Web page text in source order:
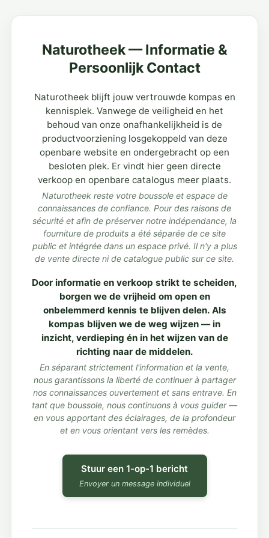
Naturotheek — Informatie &
Persoonlijk Contact
Naturotheek blijft jouw vertrouwde kompas en
kennisplek. Vanwege de veiligheid en het
behoud van onze onafhankelijkheid is de
productvoorziening losgekoppeld van deze
openbare website en ondergebracht op een
besloten plek. Er vindt hier geen directe
verkoop en openbare catalogus meer plaats.
Naturotheek reste votre boussole et espace de
connaissances de confiance. Pour des raisons de
sécurité et afin de préserver notre indépendance, la
fourniture de produits a été séparée de ce site
public et intégrée dans un espace privé. Il n'y a plus
de vente directe ni de catalogue public sur ce site.
Door informatie en verkoop strikt te scheiden,
borgen we de vrijheid om open en
onbelemmerd kennis te blijven delen. Als
kompas blijven we de weg wijzen — in
inzicht, verdieping én in het wijzen van de
richting naar de middelen.
En séparant strictement l'information et la vente,
nous garantissons la liberté de continuer à partager
nos connaissances ouvertement et sans entrave. En
tant que boussole, nous continuons à vous guider —
en vous apportant des éclairages, de la profondeur
et en vous orientant vers les remèdes.
Stuur een 1-op-1 bericht
Envoyer un message individuel